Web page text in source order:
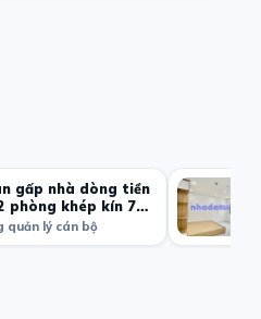
gấp nhà dòng tiền
phòng khép kín 7
quản lý cán bộ